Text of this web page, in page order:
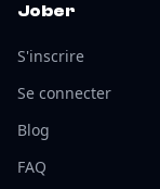
Jober
S'inscrire
Se connecter
Blog
FAQ